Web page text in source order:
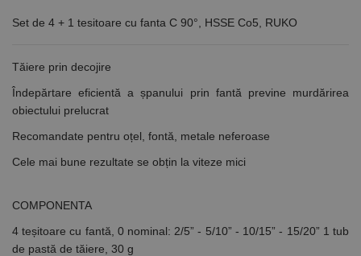
Set de 4 + 1 tesitoare cu fanta C 90°, HSSE Co5, RUKO
Tăiere prin decojire
Îndepărtare eficientă a șpanului prin fantă previne murdărirea
obiectului prelucrat
Recomandate pentru oțel, fontă, metale neferoase
Cele mai bune rezultate se obțin la viteze mici
COMPONENTA
4 teșitoare cu fantă, 0 nominal: 2/5” - 5/10” - 10/15” - 15/20” 1 tub
de pastă de tăiere, 30 g